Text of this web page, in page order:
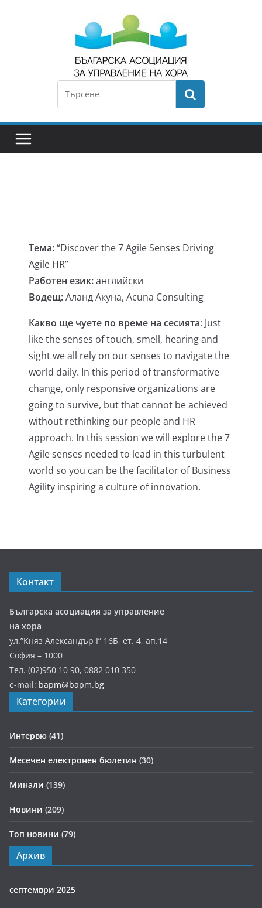
Тема:“Discover the 7 Agile Senses Driving
Agile HR”
Работен език:английски
Водещ:Аланд Акуна, Acuna Consulting
Какво ще чуете по време на сесията: Just
like the senses of touch, smell, hearing and
sight we all rely on our senses to navigate the
world daily. In this period of transformative
change, only responsive organizations are
going to survive, but that cannot be achieved
without rethinking our people and HR
approach. In this session we will explore the 7
Agile senses needed to lead in this turbulent
world so you can be the facilitator of Business
Agility inspiring a culture of innovation.
Контакт
Българска асоциация за управление
на хора
ул.”Княз Александър І” 16Б, ет. 4, ап.14
София – 1000
Тел. (02)950 10 90, 0882 010 350
e-mail: bapm@bapm.bg
Категории
Интервю (41)
Месечен електронен бюлетин (30)
Минали (139)
Новини (209)
Топ новини (79)
Архив
септември 2025